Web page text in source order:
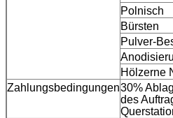
Polnisch
Bürsten
Pulver-
Hölzerne
Zahlungsbedingungen30%
des